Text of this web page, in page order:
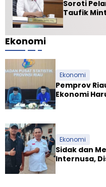
Soroti
Taufik
Ekonomi
Ekonomi
Pemprov
Ekonomi
Ekonomi
Sidak dan
Internusa,